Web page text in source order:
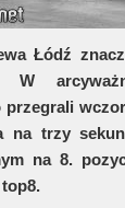
Łódź
W
przegrali
na trzy
na 8.